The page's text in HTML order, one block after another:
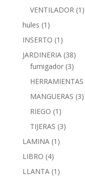
VENTILADOR (1)
hules (1)
INSERTO (1)
JARDINERIA (38)
fumigador (3)
HERRAMIENTAS
MANGUERAS (3)
RIEGO (1)
TIJERAS (3)
LAMINA (1)
LIBRO (4)
LLANTA (1)